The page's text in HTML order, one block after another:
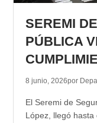
SEREMI
PÚBLICA
8 junio, 2026por
El Seremi de
López, llegó